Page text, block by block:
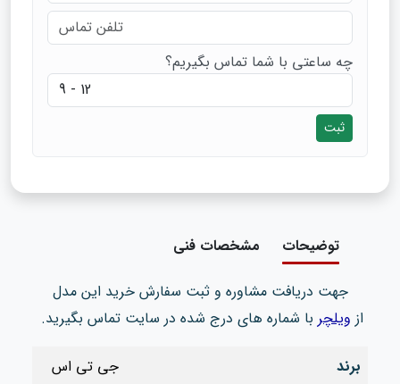
چه ساعتی با شما تماس بگیریم؟
ثبت
توضیحات مشخصات فنی
جهت دریافت مشاوره و ثبت سفارش خرید این مدل
از ویلچر با شماره های درج شده در سایت تماس بگیرید.
برند
جی تی اس